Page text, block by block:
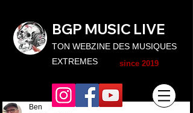
TON WEBZINE DES MUSIQUES
EXTREMES
BGP MUSIC LIVE
since 2019
Ben